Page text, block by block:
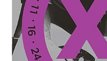
キーボード
管楽器